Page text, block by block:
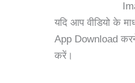
यदि आप वीडियो के
App Download
करें।